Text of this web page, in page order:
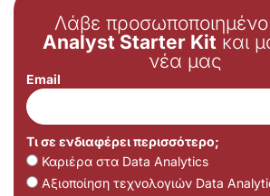
Λάβε προσωποποιημένο
Analyst Starter Kit και
νέα μας
Email
Τι σε ενδιαφέρει περισσότερο;
Καριέρα στα Data Analytics
Αξιοποίηση τεχνολογιών Data